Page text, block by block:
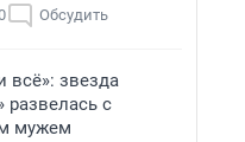
Обсудить
всё»: звезда
развелась с
мужем